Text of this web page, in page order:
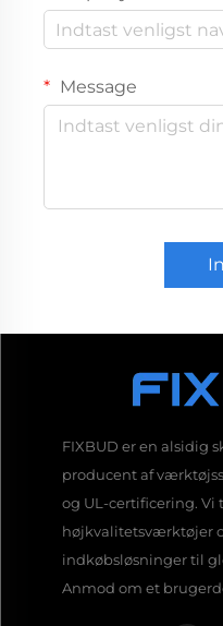
Message
FIXBUD er en alsidig
producent af
og UL-certificering. Vi
højkvalitetsværktøjer
indkøbsløsninger til
Anmod om et